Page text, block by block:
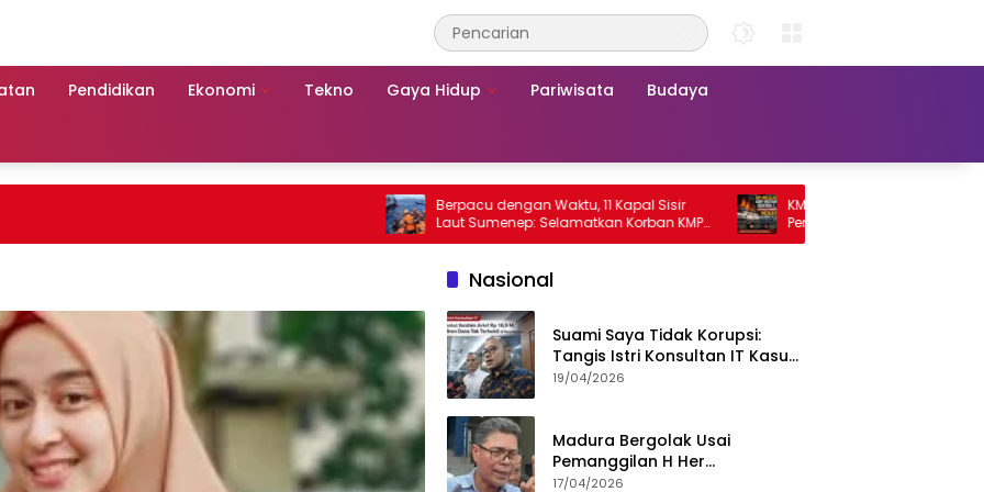
Pendidikan Ekonomi Tekno Gaya Hidup Pariwisata Budaya
Berpacu dengan Waktu, 11 Kapal Sisir
Laut Sumenep: Selamatkan Korban KMP
Mutiara Sentosa 2
KMP Mutiara Sentosa 2 Terbakar,
Penumpang Nekat Melompat ke Laut
Nasional
Suami Saya Tidak Korupsi:
Tangis Istri Konsultan IT Kasus
Nadiem Dituntut 22,5 Tahun
19/04/2026
Madura Bergolak Usai
Pemanggilan H Her
Pamekasan, Faizal Assegaf
17/04/2026